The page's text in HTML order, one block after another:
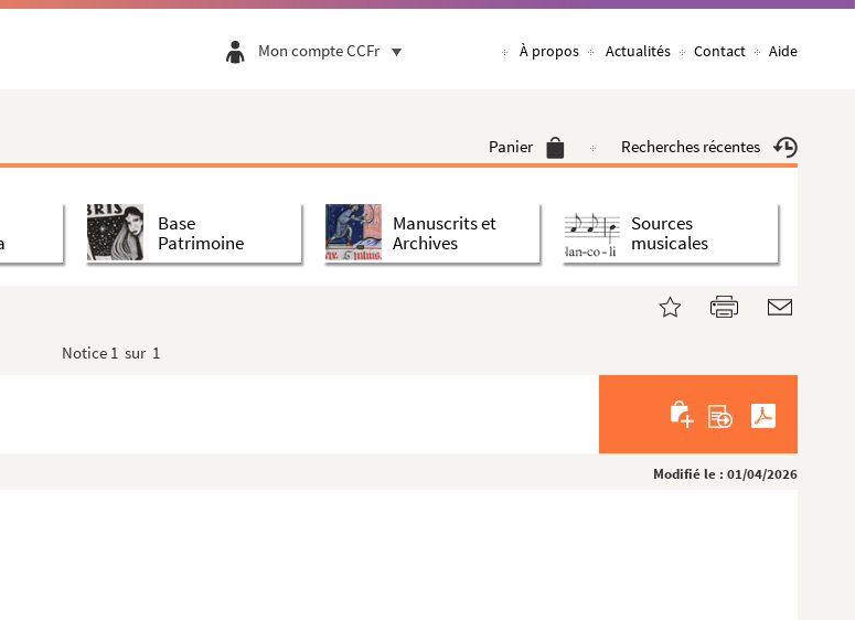
Mon compte CCFr À propos Actualités Contact Aide
Panier Recherches récentes
Base
Patrimoine
Manuscrits et
Archives
Sources
musicales
Notice 1 sur 1
Modifié le : 01/04/2026